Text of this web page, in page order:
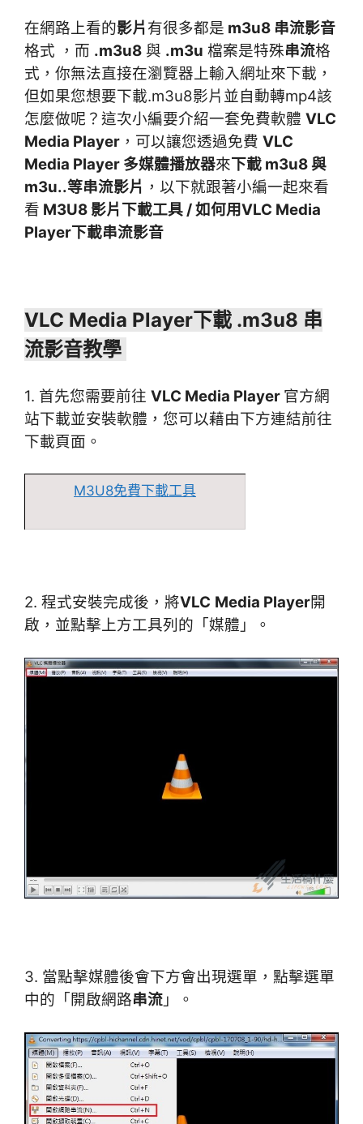
在網路上看的影片有很多都是 m3u8 串流影音
格式 ，而 .m3u8 與 .m3u 檔案是特殊串流格
式，你無法直接在瀏覽器上輸入網址來下載，
但如果您想要下載.m3u8影片並自動轉mp4該
怎麼做呢？這次小編要介紹一套免費軟體 VLC
Media Player ，可以讓您透過免費 VLC
Media Player 多媒體播放器來下載 m3u8 與
m3u..等串流影片 ，以下就跟著小編一起來看
看 M3U8 影片下載工具 / 如何用VLC Media
Player下載串流影音
VLC Media Player下載 .m3u8 串
流影音教學
1. 首先您需要前往 VLC Media Player 官方網
站下載並安裝軟體，您可以藉由下方連結前往
下載頁面。
M3U8免費下載工具
2. 程式安裝完成後，將VLC Media Player開
啟，並點擊上方工具列的「媒體」。
3. 當點擊媒體後會下方會出現選單，點擊選單
中的「開啟網路串流 」。